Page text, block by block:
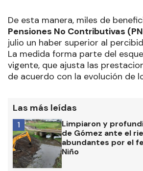
De esta manera, miles de
Pensiones No Contributivas (PN
julio un haber superior al
La medida forma parte del
vigente, que ajusta las
de acuerdo con la evolución de
Las más leídas
Limpiaron y
de Gómez ante el
abundantes por el
Niño
1